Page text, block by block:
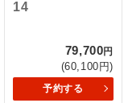
14
79,700円
(60,100円)
予約する
で添乗員が